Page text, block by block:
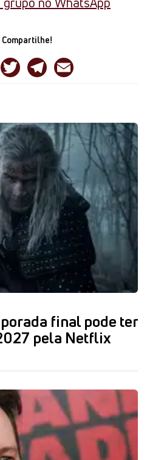
Compartilhe!
final pode ter
pela Netflix